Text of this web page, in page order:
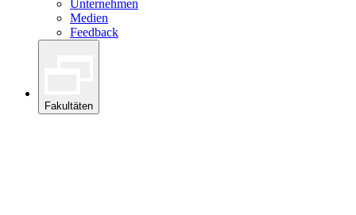
Unternehmen
Medien
Feedback
Fakultäten